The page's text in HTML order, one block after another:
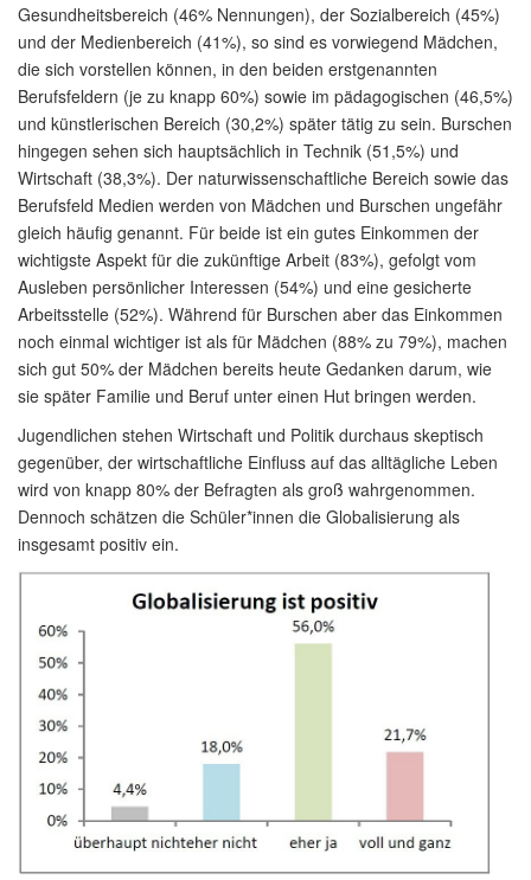
Gesundheitsbereich (46% Nennungen), der Sozialbereich (45%)
und der Medienbereich (41%), so sind es vorwiegend Mädchen,
die sich vorstellen können, in den beiden erstgenannten
Berufsfeldern (je zu knapp 60%) sowie im pädagogischen (46,5%)
und künstlerischen Bereich (30,2%) später tätig zu sein. Burschen
hingegen sehen sich hauptsächlich in Technik (51,5%) und
Wirtschaft (38,3%). Der naturwissenschaftliche Bereich sowie das
Berufsfeld Medien werden von Mädchen und Burschen ungefähr
gleich häufig genannt. Für beide ist ein gutes Einkommen der
wichtigste Aspekt für die zukünftige Arbeit (83%), gefolgt vom
Ausleben persönlicher Interessen (54%) und eine gesicherte
Arbeitsstelle (52%). Während für Burschen aber das Einkommen
noch einmal wichtiger ist als für Mädchen (88% zu 79%), machen
sich gut 50% der Mädchen bereits heute Gedanken darum, wie
sie später Familie und Beruf unter einen Hut bringen werden.
Jugendlichen stehen Wirtschaft und Politik durchaus skeptisch
gegenüber, der wirtschaftliche Einfluss auf das alltägliche Leben
wird von knapp 80% der Befragten als groß wahrgenommen.
Dennoch schätzen die Schüler*innen die Globalisierung als
insgesamt positiv ein.